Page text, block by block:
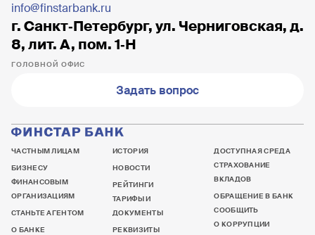
info@finstarbank.ru
г. Санкт‐Петербург, ул. Черниговская, д.
8, лит. А, пом. 1‐Н
ГОЛОВНОЙ ОФИС
Задать вопрос
ЧАСТНЫМ ЛИЦАМ
БИЗНЕСУ
ФИНАНСОВЫМ
ОРГАНИЗАЦИЯМ
СТАНЬТЕ АГЕНТОМ
О БАНКЕ
ИСТОРИЯ
НОВОСТИ
РЕЙТИНГИ
ТАРИФЫ И
ДОКУМЕНТЫ
РЕКВИЗИТЫ
ДОСТУПНАЯ СРЕДА
СТРАХОВАНИЕ
ВКЛАДОВ
ОБРАЩЕНИЕ В БАНК
СООБЩИТЬ
О КОРРУПЦИИ